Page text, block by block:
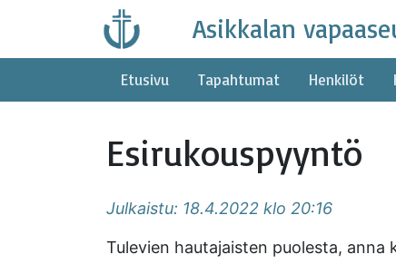
content
Asikkalan
Etusivu Tapahtumat Henkilöt
Esirukouspyyntö
Julkaistu: 18.4.2022 klo 20:16
Tulevien hautajaisten puolesta, anna